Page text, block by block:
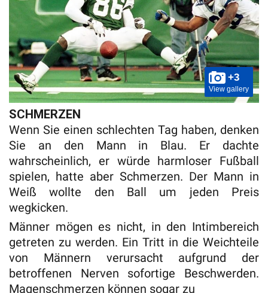
+3
View gallery
SCHMERZEN
Wenn Sie einen schlechten Tag haben, denken
Sie an den Mann in Blau. Er dachte
wahrscheinlich, er würde harmloser Fußball
spielen, hatte aber Schmerzen. Der Mann in
Weiß wollte den Ball um jeden Preis
wegkicken.
Männer mögen es nicht, in den Intimbereich
getreten zu werden. Ein Tritt in die Weichteile
von Männern verursacht aufgrund der
betroffenen Nerven sofortige Beschwerden.
Magenschmerzen können sogar zu